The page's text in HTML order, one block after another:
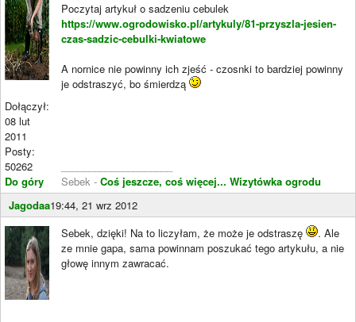
Dołączył:
08 lut
2011
Posty:
50262
Do góry
Poczytaj artykuł o sadzeniu cebulek
https://www.ogrodowisko.pl/artykuly/81-przyszla-jesien-
czas-sadzic-cebulki-kwiatowe
A nornice nie powinny ich zjeść - czosnki to bardziej powinny
je odstraszyć, bo śmierdzą
Sebek - Coś jeszcze, coś więcej... Wizytówka ogrodu
Jagodaa19:44, 21 wrz 2012
Sebek, dzięki! Na to liczyłam, że może je odstraszę
. Ale
ze mnie gapa, sama powinnam poszukać tego artykułu, a nie
głowę innym zawracać.